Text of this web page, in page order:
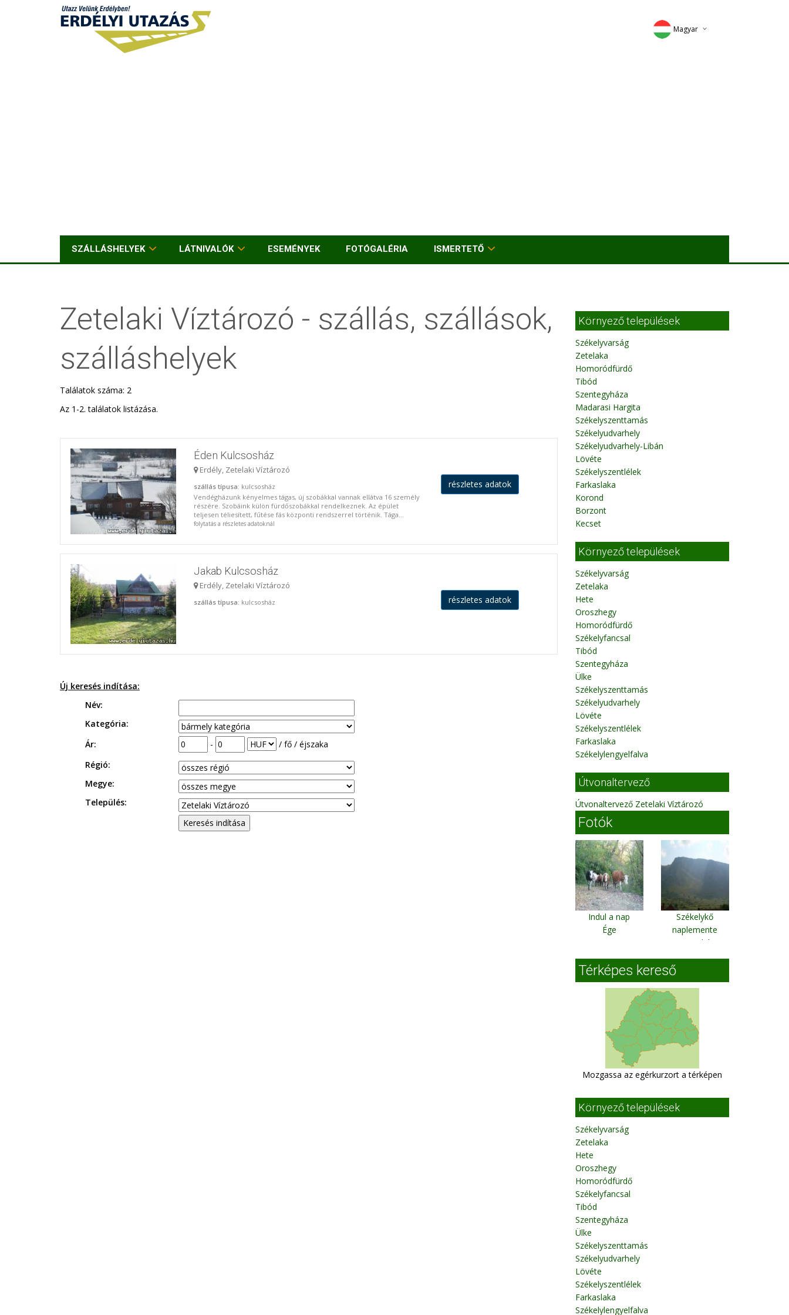
Magyar
SZÁLLÁSHELYEK LÁTNIVALÓK ESEMÉNYEK FOTÓGALÉRIA ISMERTETŐ
Zetelaki Víztározó - szállás, szállások,
szálláshelyek
Találatok száma: 2
Az 1-2. találatok listázása.
Éden Kulcsosház
Erdély, Zetelaki Víztározó
szállás típusa: kulcsosház
Vendégházunk kényelmes tágas, új szobákkal vannak ellátva 16 személy
részére. Szobáink külön fürdőszobákkal rendelkeznek. Az épület
teljesen téliesített, fűtése fás központi rendszerrel történik. Tága...
folytatás a részletes adatoknál
részletes adatok
Jakab Kulcsosház
Erdély, Zetelaki Víztározó
szállás típusa: kulcsosház részletes adatok
Új keresés indítása:
Név:
Kategória:
Ár:
-
/ fő / éjszaka
Régió:
Megye:
Település:
Környező települések
Székelyvarság
Zetelaka
Homoródfürdő
Tibód
Szentegyháza
Madarasi Hargita
Székelyszenttamás
Székelyudvarhely
Székelyudvarhely-Libán
Lövéte
Székelyszentlélek
Farkaslaka
Korond
Borzont
Kecset
Környező települések
Székelyvarság
Zetelaka
Hete
Oroszhegy
Homoródfürdő
Székelyfancsal
Tibód
Szentegyháza
Ülke
Székelyszenttamás
Székelyudvarhely
Lövéte
Székelyszentlélek
Farkaslaka
Székelylengyelfalva
Útvonaltervező
Útvonaltervező Zetelaki Víztározó
Fotók
Indul a nap
Ége
Székelykő
naplemente
Torockó
Térképes kereső
Mozgassa az egérkurzort a térképen
Környező települések
Székelyvarság
Zetelaka
Hete
Oroszhegy
Homoródfürdő
Székelyfancsal
Tibód
Szentegyháza
Ülke
Székelyszenttamás
Székelyudvarhely
Lövéte
Székelyszentlélek
Farkaslaka
Székelylengyelfalva